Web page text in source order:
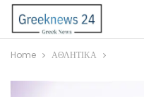
Home ΑΘΛΗΤΙΚΑ